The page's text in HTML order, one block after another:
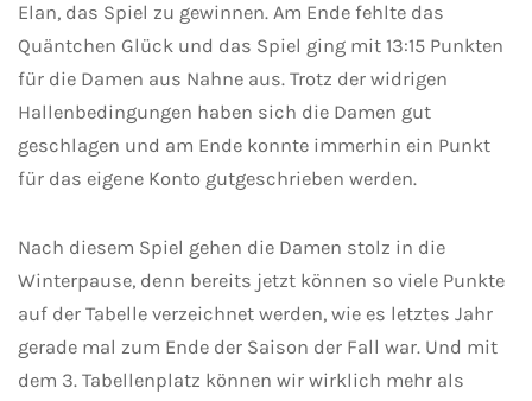
Elan, das Spiel zu gewinnen. Am Ende fehlte das
Quäntchen Glück und das Spiel ging mit 13:15 Punkten
für die Damen aus Nahne aus. Trotz der widrigen
Hallenbedingungen haben sich die Damen gut
geschlagen und am Ende konnte immerhin ein Punkt
für das eigene Konto gutgeschrieben werden.
Nach diesem Spiel gehen die Damen stolz in die
Winterpause, denn bereits jetzt können so viele Punkte
auf der Tabelle verzeichnet werden, wie es letztes Jahr
gerade mal zum Ende der Saison der Fall war. Und mit
dem 3. Tabellenplatz können wir wirklich mehr als